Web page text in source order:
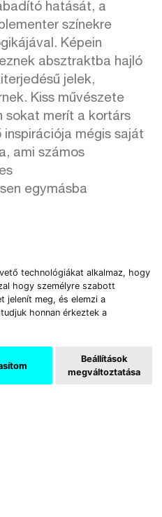
technológiákat alkalmaz, hogy
hogy személyre szabott
jelenít meg, és elemzi a
honnan érkeztek a
Beállítások
megváltoztatása
hatását, a
színekre
Képein
absztraktba hajló
jelek,
Kiss művészete
sokat merít a kortárs
mégis saját
ami számos
egymásba